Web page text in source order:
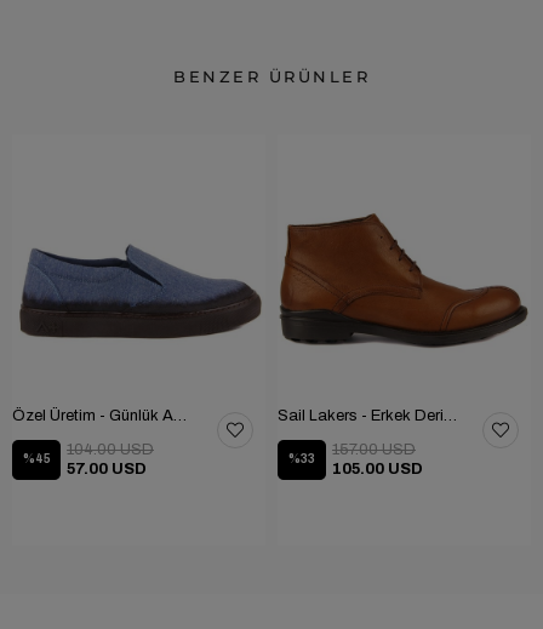
BENZER ÜRÜNLER
%45
57.00 USD
104.00 USD
%33
105.00 USD
157.00 USD